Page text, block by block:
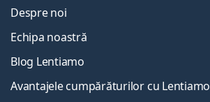
Despre noi
Echipa noastră
Blog Lentiamo
Avantajele cumpărăturilor cu Lentiamo